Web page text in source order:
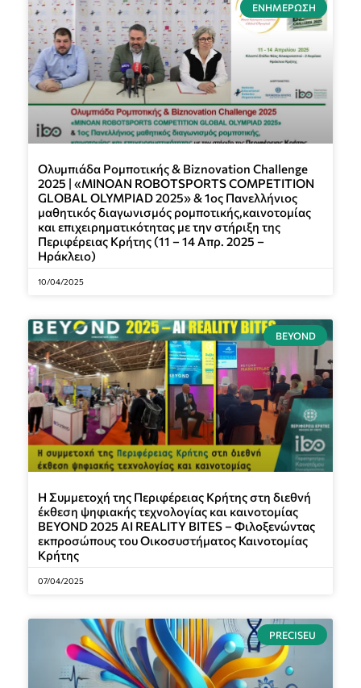
ΕΝΗΜΈΡΩΣΗ
Ολυμπιάδα Ρομποτικής & Biznovation Challenge
2025 | «MINOAN ROBOTSPORTS COMPETITION
GLOBAL OLYMPIAD 2025» & 1ος Πανελλήνιος
μαθητικός διαγωνισμός ρομποτικής,καινοτομίας
και επιχειρηματικότητας με την στήριξη της
Περιφέρειας Κρήτης (11 – 14 Απρ. 2025 –
Ηράκλειο)
10/04/2025
BEYOND
Η Συμμετοχή της Περιφέρειας Κρήτης στη διεθνή
έκθεση ψηφιακής τεχνολογίας και καινοτομίας
BEYOND 2025 AI REALITY BITES – Φιλοξενώντας
εκπροσώπους του Οικοσυστήματος Καινοτομίας
Κρήτης
07/04/2025
PRECISEU